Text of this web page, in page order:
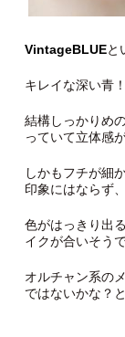
VintageBLUEと
キレイな深い青！
結構しっかりめ
っていて立体感
しかもフチが細
印象にはならず
色がはっきり出
イクが合いそう
オルチャン系の
ではないかな？